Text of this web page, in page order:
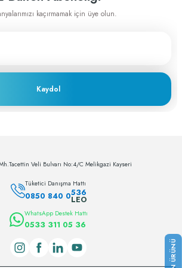
şirket bu
kaçırmamak için üye olun.
Kaydol
Veli Bulvarı No:4/C Melikgazi Kayseri
Tüketici Danışma Hattı
0850 840 0536
LEO
WhatsApp Destek Hattı
0533 311 05 36